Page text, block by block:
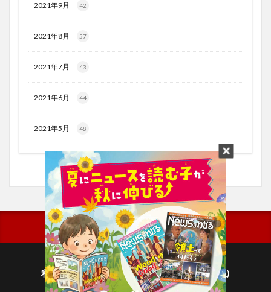
2021年9月 42
2021年8月 57
2021年7月 43
2021年6月 44
2021年5月 48
利用規約
プライバシーポリシー(毎日新聞出版)
個人情報について(毎日新聞社)